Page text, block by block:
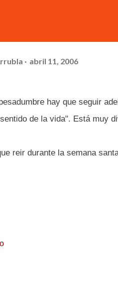
abril 11, 2006
hay que seguir
de la vida". Está muy
reir durante la semana